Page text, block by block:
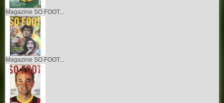
Magazine SO FOOT...
Magazine SO FOOT...